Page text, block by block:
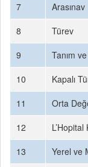
7
Arasınav
8
Türev
9
Tanım
10
Kapalı
11
Orta
12
L’Hopital
13
Yerel ve